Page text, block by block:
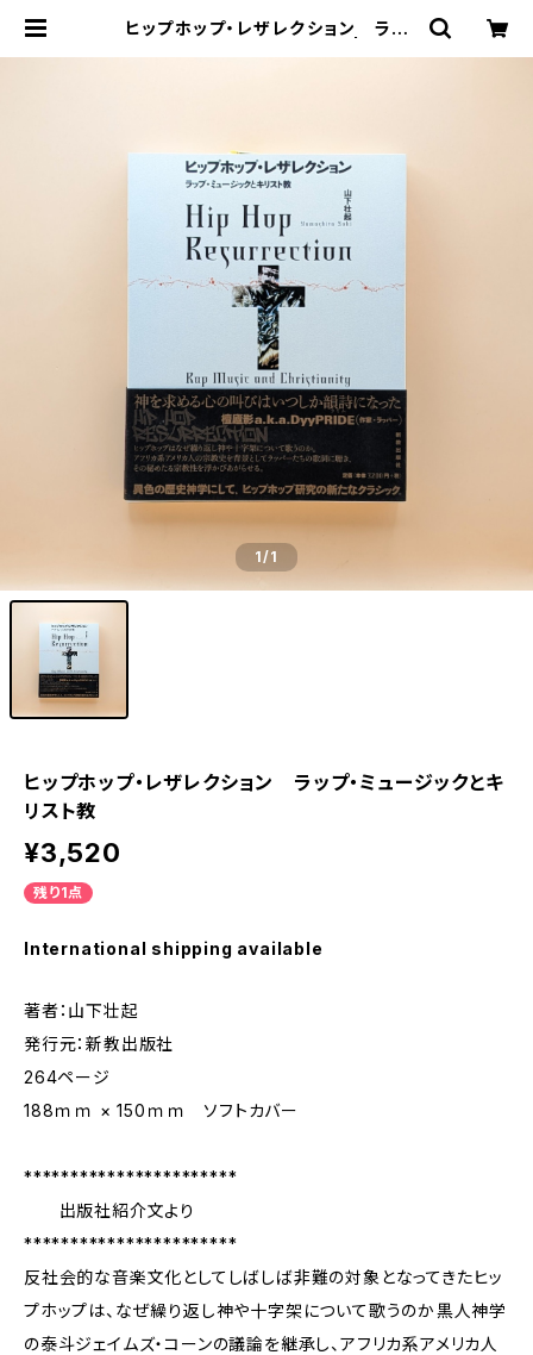
ヒップホップ・レザレクション ラッ
1/1
ヒップホップ・レザレクション ラップ・ミュージックとキ
リスト教
¥3,520
残り1点
International shipping available
著者：山下壮起
発行元：新教出版社
264ページ
188ｍｍ × 150ｍｍ ソフトカバー
***********************
出版社紹介文より
***********************
反社会的な音楽文化としてしばしば非難の対象となってきたヒッ
プホップは、なぜ繰り返し神や十字架について歌うのか――黒人神学
の泰斗ジェイムズ・コーンの議論を継承し、アフリカ系アメリカ人